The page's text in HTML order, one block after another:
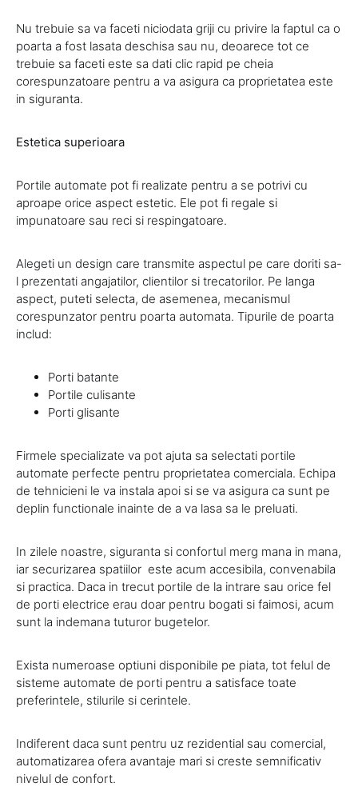
Nu trebuie sa va faceti niciodata griji cu privire la faptul ca o
poarta a fost lasata deschisa sau nu, deoarece tot ce
trebuie sa faceti este sa dati clic rapid pe cheia
corespunzatoare pentru a va asigura ca proprietatea este
in siguranta.
Estetica superioara
Portile automate pot fi realizate pentru a se potrivi cu
aproape orice aspect estetic. Ele pot fi regale si
impunatoare sau reci si respingatoare.
Alegeti un design care transmite aspectul pe care doriti sa-
l prezentati angajatilor, clientilor si trecatorilor. Pe langa
aspect, puteti selecta, de asemenea, mecanismul
corespunzator pentru poarta automata. Tipurile de poarta
includ:
Porti batante
Portile culisante
Porti glisante
Firmele specializate va pot ajuta sa selectati portile
automate perfecte pentru proprietatea comerciala. Echipa
de tehnicieni le va instala apoi si se va asigura ca sunt pe
deplin functionale inainte de a va lasa sa le preluati.
In zilele noastre, siguranta si confortul merg mana in mana,
iar securizarea spatiilor este acum accesibila, convenabila
si practica. Daca in trecut portile de la intrare sau orice fel
de porti electrice erau doar pentru bogati si faimosi, acum
sunt la indemana tuturor bugetelor.
Exista numeroase optiuni disponibile pe piata, tot felul de
sisteme automate de porti pentru a satisface toate
preferintele, stilurile si cerintele.
Indiferent daca sunt pentru uz rezidential sau comercial,
automatizarea ofera avantaje mari si creste semnificativ
nivelul de confort.